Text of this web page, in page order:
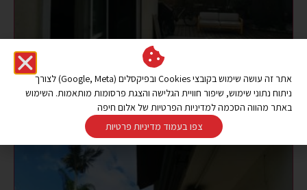
אתר זה עושה שימוש בקובצי Cookies ובפיקסלים (Google, Meta) לצורך
ניתוח נתוני שימוש, שיפור חוויית הגלישה והצגת פרסומות מותאמות. השימוש
באתר מהווה הסכמה למדיניות הפרטיות של אלום חיפה
צפו בעמוד מדיניות פרטיות